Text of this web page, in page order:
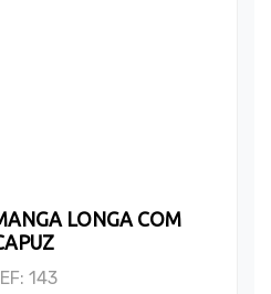
LONGA COM
143